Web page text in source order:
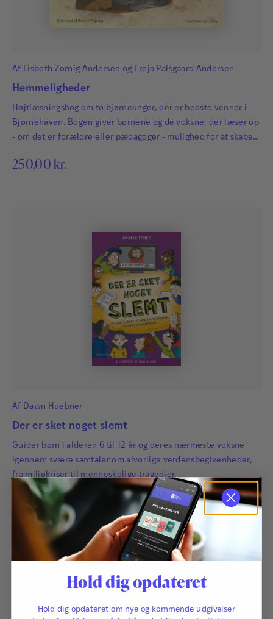
Af Lisbeth Zornig Andersen og Freja Palsgaard Andersen
Hemmeligheder
Højtlæsningsbog om to bjørneunger, der er bedste venner i
Bjørnehaven. Bogen giver børnene og de voksne, der læser op
- om det er forældre eller pædagoger - mulighed for at skabe
dårlige hemmeligheder. Bogen er blevet afprøvet af
250,00 kr.
Af Dawn Huebner
Der er sket noget slemt
Guider børn i alderen 6 til 12 år og deres nærmeste voksne
igennem svære samtaler om alvorlige verdensbegivenheder,
fra miljøkriser til menneskelige tragedier.
195,00kr.
Hold dig opdateret
Hold dig opdateret om nye og kommende udgivelser